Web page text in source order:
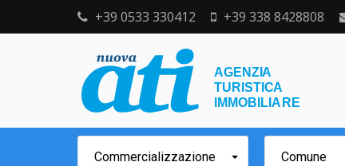
+39 0533 330412 +39 338 8428808
Commercializzazione Comune